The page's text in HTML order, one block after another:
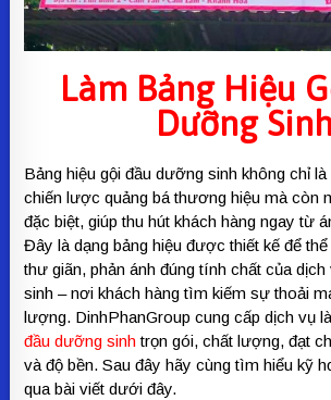
Làm Bảng Hiệu
Dưỡng
Bảng hiệu gội đầu dưỡng sinh không chỉ
chiến lược quảng bá thương hiệu mà còn
đặc biệt, giúp thu hút khách hàng ngay từ
Đây là dạng bảng hiệu được thiết kế để
thư giãn, phản ánh đúng tính chất của
sinh – nơi khách hàng tìm kiếm sự thoải
lượng. DinhPhanGroup cung cấp dịch vụ
đầu dưỡng sinhtrọn gói, chất lượng, đạt
và độ bền. Sau đây hãy cùng tìm hiểu kỹ
qua bài viết dưới đây.